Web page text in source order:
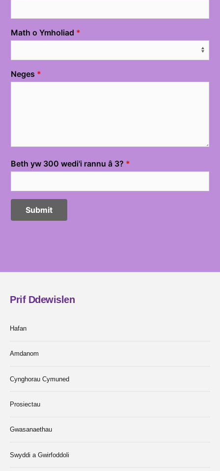
Prif Ddewislen
Hafan
Amdanom
Cynghorau Cymuned
Prosiectau
Gwasanaethau
Swyddi a Gwirfoddoli